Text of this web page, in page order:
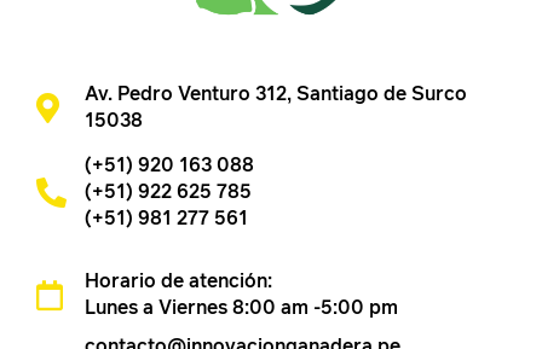
Av. Pedro Venturo 312, Santiago de Surco
15038
(+51) 920 163 088
(+51) 922 625 785
(+51) 981 277 561
Horario de atención:
Lunes a Viernes 8:00 am -5:00 pm